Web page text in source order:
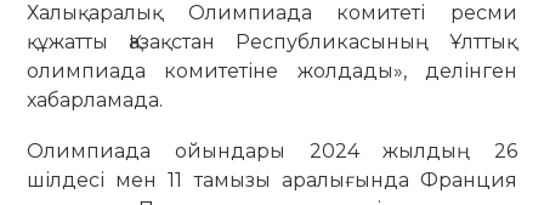
Халықаралық Олимпиада комитеті ресми
құжатты Қазақстан Республикасының Ұлттық
олимпиада комитетіне жолдады», делінген
хабарламада.
Олимпиада ойындары 2024 жылдың 26
шілдесі мен 11 тамызы аралығында Франция